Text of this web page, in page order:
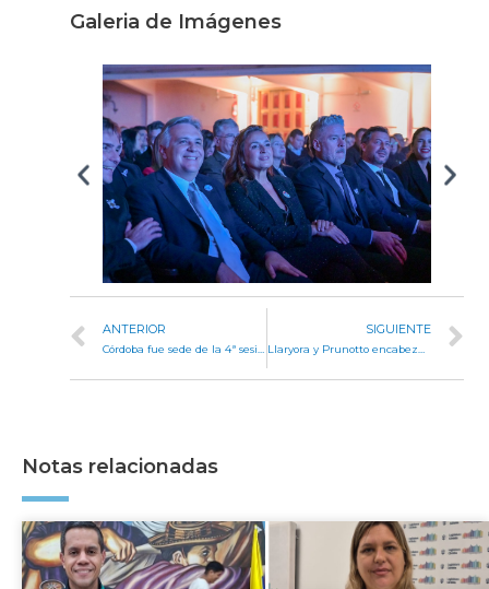
Galeria de Imágenes
ANTERIOR SIGUIENTE
Notas relacionadas